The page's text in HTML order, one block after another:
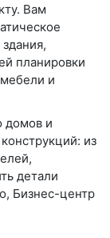
Вам
планировки
и
домов и
из
детали
Бизнес-центр